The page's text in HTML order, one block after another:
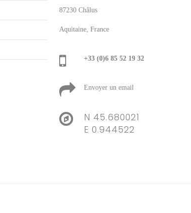
87230 Châlus
Aquitaine, France
+33 (0)6 85 52 19 32
Envoyer un email
N 45.680021
E 0.944522